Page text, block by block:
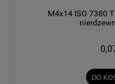
M4x14 ISO 7380
DO